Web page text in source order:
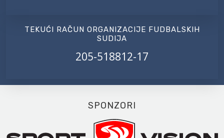
TEKUĆI RAČUN ORGANIZACIJE FUDBALSKIH
SUDIJA
205-518812-17
SPONZORI